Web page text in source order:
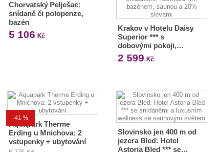
Chorvatský Pelješac:
snídaně či polopenze,
bazén
5 106 Kč
Krakov v Hotelu Daisy
Superior *** s
dobovými pokoji,…
2 599 Kč
-41 %
Aquapark Therme
Erding u Mnichova: 2
vstupenky + ubytování
Slovinsko jen 400 m od
jezera Bled: Hotel
Astoria Bled *** se…